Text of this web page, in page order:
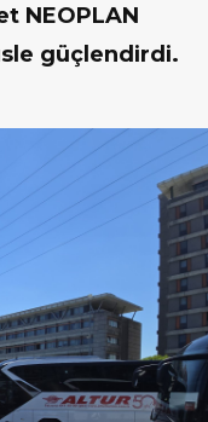
NEOPLAN
güçlendirdi.